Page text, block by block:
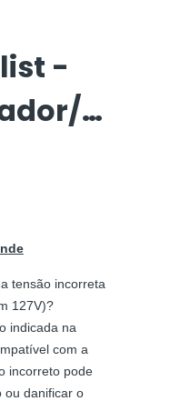
-
Massageador/skincare
tensão incorreta
127V)?
indicada na
com a
incorreto pode
ou danificar o